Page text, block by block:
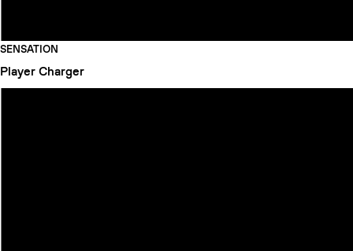
SENSATION
Player Charger